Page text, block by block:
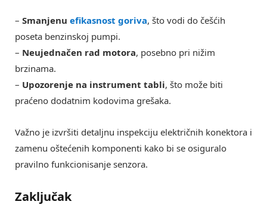
– Smanjenu efikasnost goriva, što vodi do češćih
poseta benzinskoj pumpi.
– Neujednačen rad motora, posebno pri nižim
brzinama.
– Upozorenje na instrument tabli, što može biti
praćeno dodatnim kodovima grešaka.
Važno je izvršiti detaljnu inspekciju električnih konektora i
zamenu oštećenih komponenti kako bi se osiguralo
pravilno funkcionisanje senzora.
Zaključak